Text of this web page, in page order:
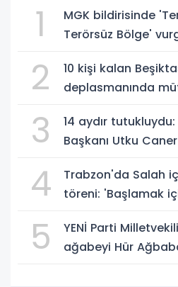
1
MGK bildirisinde
Terörsüz Bölge'
2
10 kişi kalan
deplasmanında
3
14 aydır
Başkanı Utku
4
Trabzon'da Salah
töreni: 'Başlamak
5
YENİ Parti
ağabeyi Hür